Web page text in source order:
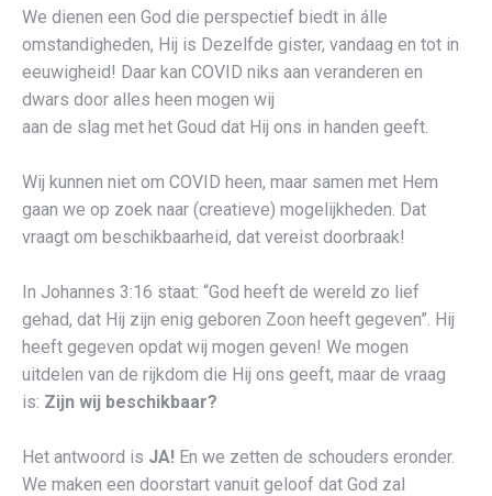
We dienen een God die perspectief biedt in álle
omstandigheden, Hij is Dezelfde gister, vandaag en tot in
eeuwigheid! Daar kan COVID niks aan veranderen en
dwars door alles heen mogen wij
aan de slag met het Goud dat Hij ons in handen geeft.
Wij kunnen niet om COVID heen, maar samen met Hem
gaan we op zoek naar (creatieve) mogelijkheden. Dat
vraagt om beschikbaarheid, dat vereist doorbraak!
In Johannes 3:16 staat: “God heeft de wereld zo lief
gehad, dat Hij zijn enig geboren Zoon heeft gegeven”. Hij
heeft gegeven opdat wij mogen geven! We mogen
uitdelen van de rijkdom die Hij ons geeft, maar de vraag
is: Zijn wij beschikbaar?
Het antwoord is JA! En we zetten de schouders eronder.
We maken een doorstart vanuit geloof dat God zal